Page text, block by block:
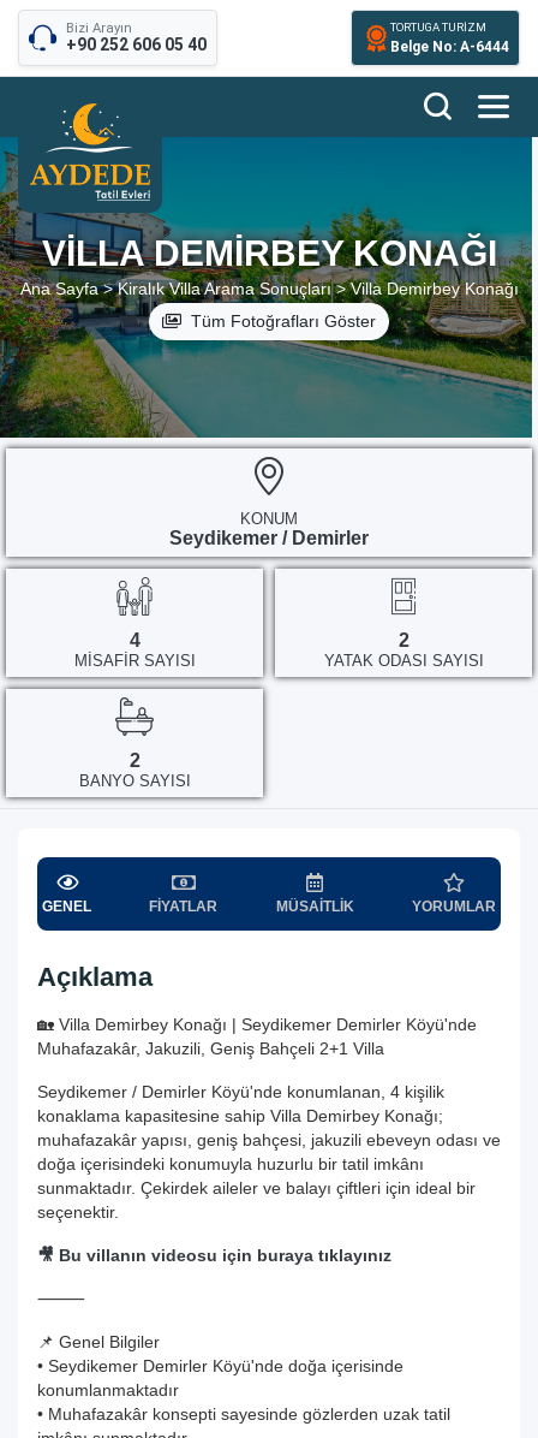
Bizi Arayın
+90 252 606 05 40
TORTUGA TURİZM
Belge No: A-6444
VILLA DEMIRBEY KONAĞI
Ana Sayfa > Kiralık Villa Arama Sonuçları > Villa Demirbey Konağı
Tüm Fotoğrafları Göster
KONUM
Seydikemer / Demirler
4
MISAFIR SAYISI
2
YATAK ODASI SAYISI
2
BANYO SAYISI
GENEL FIYATLAR MÜSAITLIK YORUMLAR
Açıklama
🏡 Villa Demirbey Konağı | Seydikemer Demirler Köyü'nde
Muhafazakâr, Jakuzili, Geniş Bahçeli 2+1 Villa
Seydikemer / Demirler Köyü'nde konumlanan, 4 kişilik
konaklama kapasitesine sahip Villa Demirbey Konağı;
muhafazakâr yapısı, geniş bahçesi, jakuzili ebeveyn odası ve
doğa içerisindeki konumuyla huzurlu bir tatil imkânı
sunmaktadır. Çekirdek aileler ve balayı çiftleri için ideal bir
seçenektir.
🎥 Bu villanın videosu için buraya tıklayınız
⸻
📌 Genel Bilgiler
• Seydikemer Demirler Köyü'nde doğa içerisinde
konumlanmaktadır
• Muhafazakâr konsepti sayesinde gözlerden uzak tatil